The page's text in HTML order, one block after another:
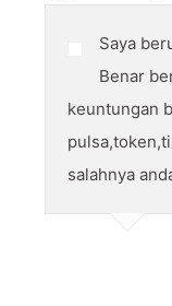
Saya
Benar
keuntungan
salahnya